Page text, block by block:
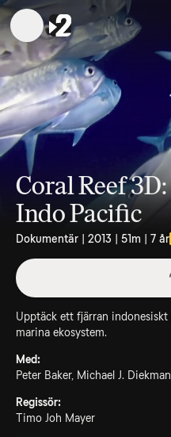
Coral Reef
Indo Pacific
Dokumentär | 2013 | 51m | 7 år
Upptäck ett fjärran
marina ekosystem.
Med:
Peter Baker, Michael J. Diekman
Regissör:
Timo Joh Mayer